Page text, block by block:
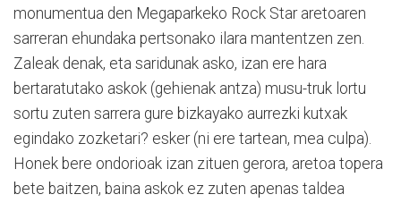
monumentua den Megaparkeko Rock Star aretoaren
sarreran ehundaka pertsonako ilara mantentzen zen.
Zaleak denak, eta saridunak asko, izan ere hara
bertaratutako askok (gehienak antza) musu-truk lortu
sortu zuten sarrera gure bizkayako aurrezki kutxak
egindako zozketari? esker (ni ere tartean, mea culpa).
Honek bere ondorioak izan zituen gerora, aretoa topera
bete baitzen, baina askok ez zuten apenas taldea